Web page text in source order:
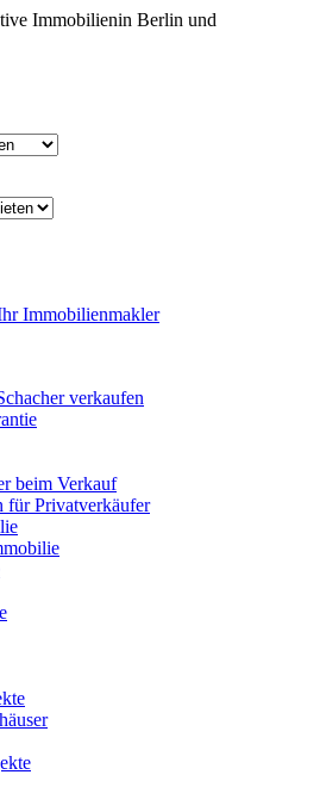
Immobilienin Berlin und
verkaufen
beim Verkauf
für Privatverkäufer